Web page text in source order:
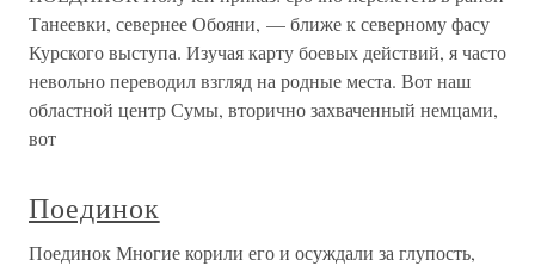
Танеевки, севернее Обояни, — ближе к северному фасу
Курского выступа. Изучая карту боевых действий, я часто
невольно переводил взгляд на родные места. Вот наш
областной центр Сумы, вторично захваченный немцами,
вот
Поединок
Поединок Многие корили его и осуждали за глупость,